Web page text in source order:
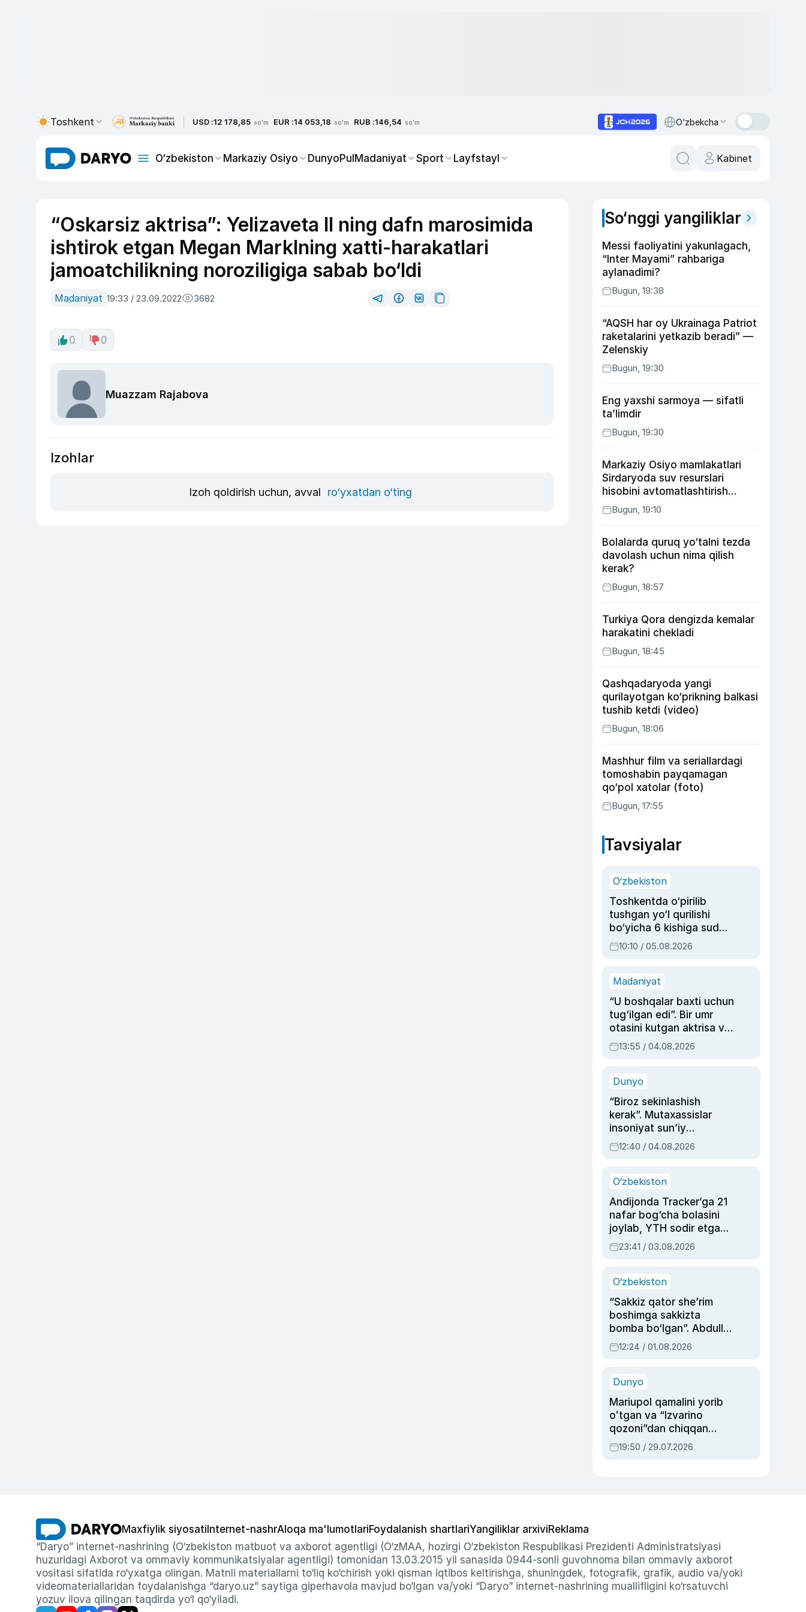
Toshkent USD :12 178,85 so'm EUR :14 053,18 so'm RUB :146,54 so'm O‘zbekcha
O‘zbekiston Markaziy Osiyo DunyoPulMadaniyat Sport Layfstayl Kabinet
“Oskarsiz aktrisa”: Yelizaveta II ning dafn marosimida
ishtirok etgan Megan Marklning xatti-harakatlari
jamoatchilikning noroziligiga sabab bo‘ldi
Madaniyat 19:33 / 23.09.2022 3682
0 0
Muazzam Rajabova
Izohlar
Izoh qoldirish uchun, avval ro‘yxatdan o‘ting
So‘nggi yangiliklar
Messi faoliyatini yakunlagach,
“Inter Mayami” rahbariga
aylanadimi?
Bugun, 19:38
“AQSH har oy Ukrainaga Patriot
raketalarini yetkazib beradi” —
Zelenskiy
Bugun, 19:30
Eng yaxshi sarmoya — sifatli
ta’limdir
Bugun, 19:30
Markaziy Osiyo mamlakatlari
Sirdaryoda suv resurslari
hisobini avtomatlashtirish
rejasini ishlab chiqishni
ma’qulladi
Bugun, 19:10
Bolalarda quruq yo‘talni tezda
davolash uchun nima qilish
kerak?
Bugun, 18:57
Turkiya Qora dengizda kemalar
harakatini chekladi
Bugun, 18:45
Qashqadaryoda yangi
qurilayotgan ko‘prikning balkasi
tushib ketdi (video)
Bugun, 18:06
Mashhur film va seriallardagi
tomoshabin payqamagan
qo‘pol xatolar (foto)
Bugun, 17:55
Tavsiyalar
O‘zbekiston
Toshkentda o‘pirilib
tushgan yo‘l qurilishi
bo‘yicha 6 kishiga sud
hukmi o‘qildi
10:10 / 05.08.2026
Madaniyat
“U boshqalar baxti uchun
tug‘ilgan edi”. Bir umr
otasini kutgan aktrisa va
dublyaj ustasi Rimma
Ahmedovaning
13:55 / 04.08.2026
Dunyo
“Biroz sekinlashish
kerak”. Mutaxassislar
insoniyat sun’iy
intellektni boshqara
olmay qolishidan xavotir
12:40 / 04.08.2026
O‘zbekiston
Andijonda Tracker’ga 21
nafar bog‘cha bolasini
joylab, YTH sodir etgan
ayolga sud hukmi o‘qildi
23:41 / 03.08.2026
O‘zbekiston
“Sakkiz qator she’rim
boshimga sakkizta
bomba bo‘lgan”. Abdulla
Oripovni siyosiy
ayblovlardan asrab
12:24 / 01.08.2026
Dunyo
Mariupol qamalini yorib
oʻtgan va “Izvarino
qozoni”dan chiqqan
qahramon — Ukraina
armiyasi bosh
19:50 / 29.07.2026
Maxfiylik siyosati Internet-nashrAloqa ma'lumotlariFoydalanish shartlariYangiliklar arxiviReklama
“Daryo” internet-nashrining (O‘zbekiston matbuot va axborot agentligi (O‘zMAA, hozirgi O‘zbekiston Respublikasi Prezidenti Administratsiyasi
huzuridagi Axborot va ommaviy kommunikatsiyalar agentligi) tomonidan 13.03.2015 yil sanasida 0944-sonli guvohnoma bilan ommaviy axborot
vositasi sifatida ro‘yxatga olingan. Matnli materiallarni to‘liq ko‘chirish yoki qisman iqtibos keltirishga, shuningdek, fotografik, grafik, audio va/yoki
videomateriallaridan foydalanishga “daryo.uz” saytiga giperhavola mavjud bo‘lgan va/yoki “Daryo” internet-nashrining muallifligini ko‘rsatuvchi
yozuv ilova qilingan taqdirda yo‘l qo‘yiladi.